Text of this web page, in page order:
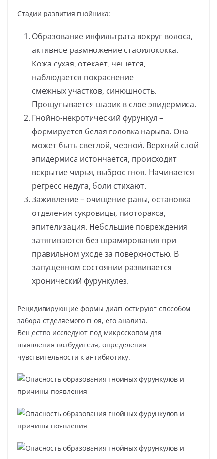
Стадии развития гнойника:
Образование инфильтрата вокруг волоса,
активное размножение стафилококка.
Кожа сухая, отекает, чешется,
наблюдается покраснение
смежных участков, синюшность.
Прощупывается шарик в слое эпидермиса.
Гнойно-некротический фурункул –
формируется белая головка нарыва. Она
может быть светлой, черной. Верхний слой
эпидермиса истончается, происходит
вскрытие чирья, выброс гноя. Начинается
регресс недуга, боли стихают.
Заживление – очищение раны, остановка
отделения сукровицы, пиоторакса,
эпителизация. Небольшие повреждения
затягиваются без шрамирования при
правильном уходе за поверхностью. В
запущенном состоянии развивается
хронический фурункулез.
Рецидивирующие формы диагностируют способом
забора отделяемого гноя, его анализа.
Вещество исследуют под микроскопом для
выявления возбудителя, определения
чувствительности к антибиотику.